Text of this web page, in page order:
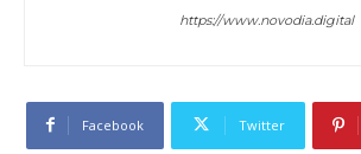
https://www.novodia.digital
Facebook Twitter